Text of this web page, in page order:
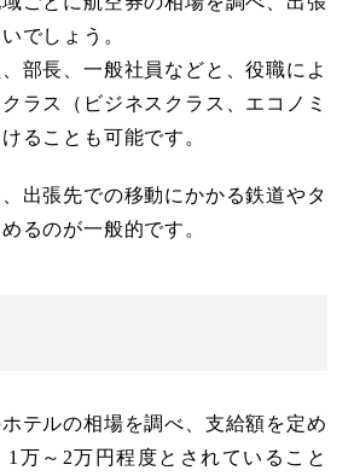
でしょう。
部長、一般社員などと、役職によ
ラス（ビジネスクラス、エコノミ
ることも可能です。
出張先での移動にかかる鉄道やタ
るのが一般的です。
テルの相場を調べ、支給額を定め
1万～2万円程度とされていること